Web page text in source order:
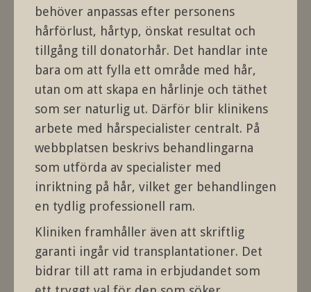
behöver anpassas efter personens
hårförlust, hårtyp, önskat resultat och
tillgång till donatorhår. Det handlar inte
bara om att fylla ett område med hår,
utan om att skapa en hårlinje och täthet
som ser naturlig ut. Därför blir klinikens
arbete med hårspecialister centralt. På
webbplatsen beskrivs behandlingarna
som utförda av specialister med
inriktning på hår, vilket ger behandlingen
en tydlig professionell ram.
Kliniken framhåller även att skriftlig
garanti ingår vid transplantationer. Det
bidrar till att rama in erbjudandet som